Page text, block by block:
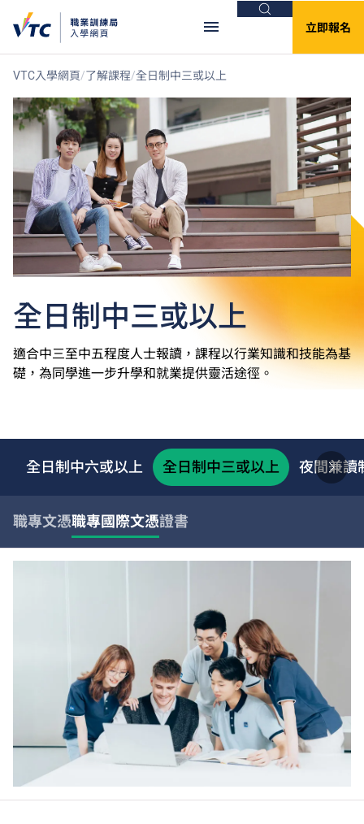
搜尋
立即報名
VTC入學網頁 了解課程 全日制中三或以上
全日制中三或以上
適合中三至中五程度人士報讀，課程以行業知識和技能為基
礎，為同學進一步升學和就業提供靈活途徑。
全日制中六或以上 全日制中三或以上 夜間兼讀
職專文憑職專國際文憑證書